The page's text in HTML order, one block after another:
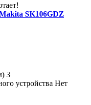
SK106GDZ
3
устройства Нет